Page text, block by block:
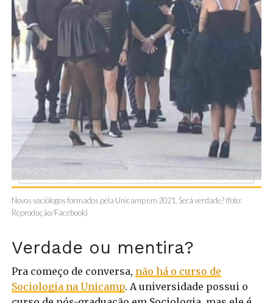
Novos sociólogos formados pela Unicamp em 2021. Será verdade? (foto:
Reprodução/Facebook)
Verdade ou mentira?
Pra começo de conversa, não há o curso de
Sociologia na Unicamp. A universidade possui o